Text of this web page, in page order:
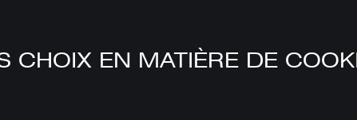
CHOIX EN MATIÈRE DE